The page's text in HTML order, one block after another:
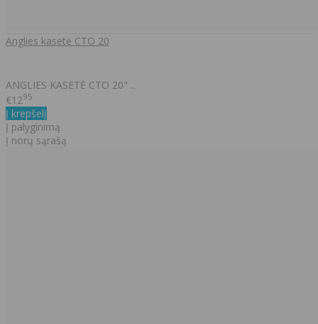
Anglies kasetė CTO 20
ANGLIES KASETĖ CTO 20" ..
€1295
Į krepšelį
Į palyginimą
Į norų sąrašą